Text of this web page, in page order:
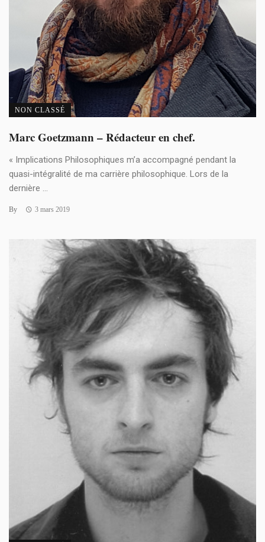
NON CLASSÉ
Marc Goetzmann – Rédacteur en chef.
« Implications Philosophiques m’a accompagné pendant la
quasi-intégralité de ma carrière philosophique. Lors de la
dernière ...
By 3 mars 2019